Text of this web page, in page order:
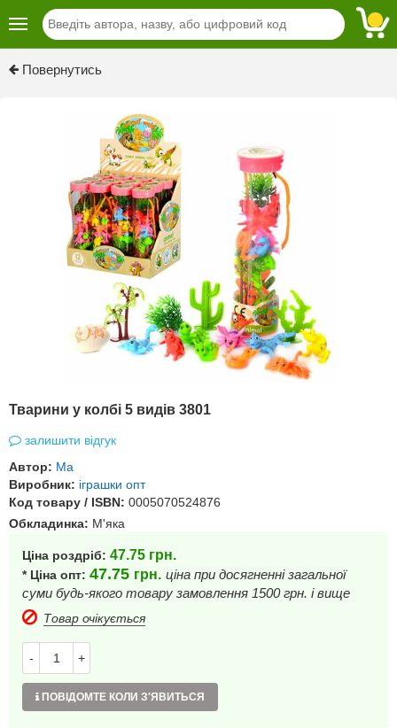
Повернутись
Тварини у колбі 5 видів 3801
залишити відгук
Автор: Ма
Виробник: іграшки опт
Код товару / ISBN: 0005070524876
Обкладинка: М'яка
Ціна роздріб: 47.75 грн.
* Ціна опт: 47.75 грн. ціна при досягненні загальної
суми будь-якого товару замовлення 1500 грн. і вище
Товар очікується
- +
ПОВІДОМТЕ КОЛИ З'ЯВИТЬСЯ